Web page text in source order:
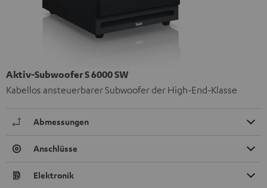
Aktiv-Subwoofer S 6000 SW
Kabellos ansteuerbarer Subwoofer der High-End-Klasse
Abmessungen
Anschlüsse
Elektronik